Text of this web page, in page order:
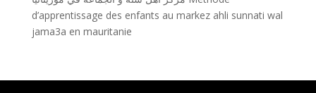
d’apprentissage des enfants au markez ahli sunnati wal
jama3a en mauritanie